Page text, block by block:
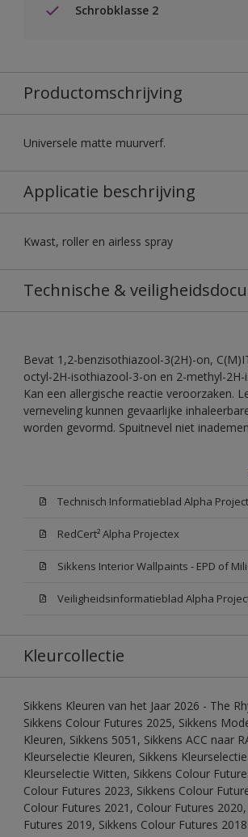
Schrobklasse 2
Productomschrijving
Universele matte muurverf.
Applicatie beschrijving
Kwast, roller en airless spray
Technische &
Bevat 1,2-benzisothiazool-3(2H)-on,
octyl-2H-isothiazool-3-on en 2-methyl-
Kan een allergische reactie veroorzaken.
verneveling kunnen gevaarlijke
worden gevormd. Spuitnevel niet
Technisch Informatieblad Alpha
RedCert² Alpha Projectex
Kleurcollectie
Sikkens Kleuren van het Jaar 2026 - The
Sikkens Colour Futures 2025, Sikkens
Kleuren, Sikkens 5051, Sikkens ACC naar
Kleurselectie Kleuren, Sikkens
Kleurselectie Witten, Sikkens Colour
Colour Futures 2023, Sikkens Colour
Colour Futures 2021, Colour Futures
Futures 2019, Sikkens Colour Futures 2018